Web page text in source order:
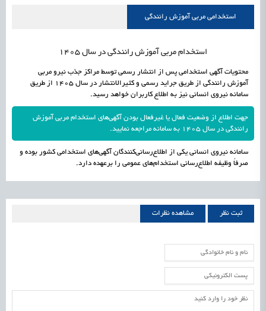
اشتغال و کارآفرینی رسیدن مجوز ایجاد «سندباکس» به نهادهای توسعه‌ای و صنفیاستخدامی مربی آموزش رانندگی
استخدام مربی آموزش رانندگی در سال 1405
محتویات آگهی استخدامی پس از انتشار رسمی توسط مراکز جذب نیرو مربی
آموزش رانندگی از طریق جراید رسمی و کثیرالانتشار در سال 1405 از طریق
سامانه نیروی انسانی نیز به اطلاع کاربران خواهد رسید.
جهت اطلاع از وضعیت فعال یا غیرفعال بودن آگهی‌های استخدام مربی آموزش
رانندگی در سال 1405 به سامانه مراجعه نمایید.
سامانه نیروی انسانی یکی از اطلاع‌رسانی‌کنندگان آگهی‌های استخدامی کشور بوده و
صرفاً وظیفه اطلاع‌رسانی استخدام‌های عمومی را برعهده دارد.
ثبت نظر مشاهده نظرات